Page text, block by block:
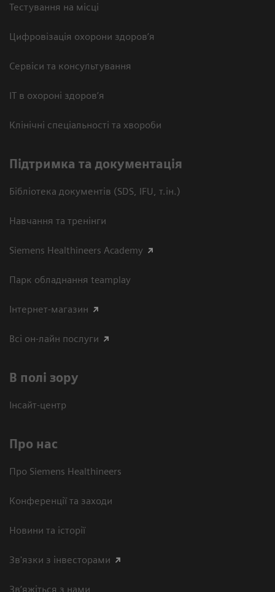
Тестування на місці
Цифровізація охорони здоров’я
Сервіси та консультування
ІТ в охороні здоров’я
Клінічні спеціальності та хвороби
Підтримка та документація
Бібліотека документів (SDS, IFU, т.ін.)
Навчання та тренінги
Siemens Healthineers Academy
Парк обладнання teamplay
Інтернет-магазин
Всі он-лайн послуги
В полі зору
Інсайт-центр
Про нас
Про Siemens Healthineers
Конференції та заходи
Новини та історії
Зв'язки з інвесторами
Зв’яжіться з нами